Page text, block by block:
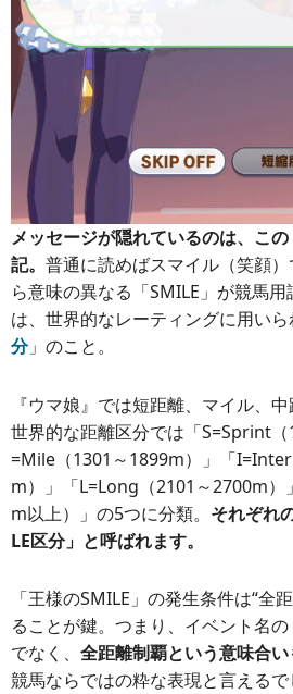
メッセージが隠れているのは、こ
記。 普通に読めばスマイル（笑顔
ら意味の異なる「SMILE」が競馬
は、世界的なレーティングに用いら
分」のこと。
『ウマ娘』では短距離、マイル、中
世界的な距離区分では「S=Sprint
=Mile（1301～1899m）」「
m）」「L=Long（2101～2700m）
m以上）」の5つに分類。 それぞれ
LE区分」と呼ばれます。
「王様のSMILE」の発生条件は“全
ることが鍵。つまり、イベント名
でなく、 全距離制覇という意味合い
競馬ならではの粋な表現と言えるで